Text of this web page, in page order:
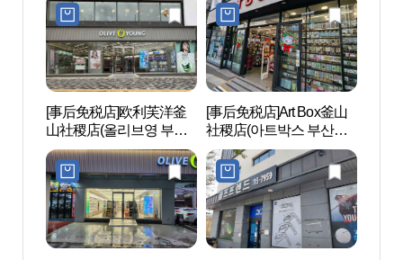
점)
[事后免税店]欧利芙洋釜
山社稷店(올리브영 부산
사직점)
[事后免税店]Art Box釜山
社稷店(아트박스 부산사
직점)